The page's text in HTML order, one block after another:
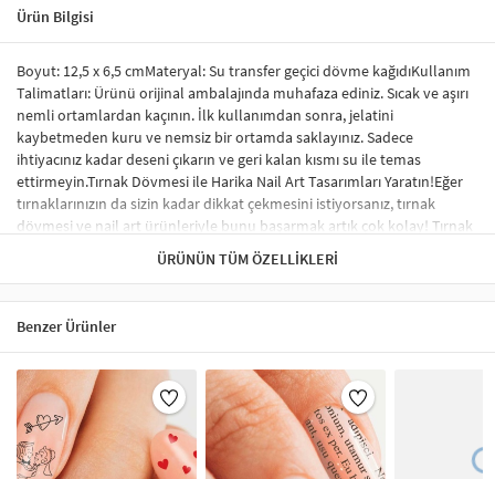
Ürün Bilgisi
Boyut: 12,5 x 6,5 cmMateryal: Su transfer geçici dövme kağıdıKullanım
Talimatları: Ürünü orijinal ambalajında muhafaza ediniz. Sıcak ve aşırı
nemli ortamlardan kaçının. İlk kullanımdan sonra, jelatini
kaybetmeden kuru ve nemsiz bir ortamda saklayınız. Sadece
ihtiyacınız kadar deseni çıkarın ve geri kalan kısmı su ile temas
ettirmeyin.Tırnak Dövmesi ile Harika Nail Art Tasarımları Yaratın!Eğer
tırnaklarınızın da sizin kadar dikkat çekmesini istiyorsanız, tırnak
dövmesi ve nail art ürünleriyle bunu başarmak artık çok kolay! Tırnak
sticker ve su transfer dövmesi kullanarak tırnaklarınıza benzersiz
tasarımlar yapabilir, profesyonel bir görünüm elde edebilirsiniz.
nail-art malzemesi gerektirmez. İstediğiniz desen ve modelleri rahatça
uygulayabilirsiniz.Tırnak Sticker Nedir?Tırnak stickerları, tırnakları
süslemek için özel olarak tasarlanmış renkli, küçük desenlerdir.
Uygulama süreci oldukça basittir ve şık bir tırnak süsleme sonucu elde
etmenizi sağlar. Tırnak sticker çeşitleri arasında; tırnağın tamamını
kaplayan, tek renk oje görünümü verenler ve minik şekillerle süslenen
modeller yer almaktadır. Ayrıca, çiçek, karikatür figürleri ve hayvan
desenleri gibi çok çeşitli seçenekler de mevcuttur.Tırnak Sticker Nasıl
ÜRÜNÜN TÜM ÖZELLIKLERI
Benzer Ürünler